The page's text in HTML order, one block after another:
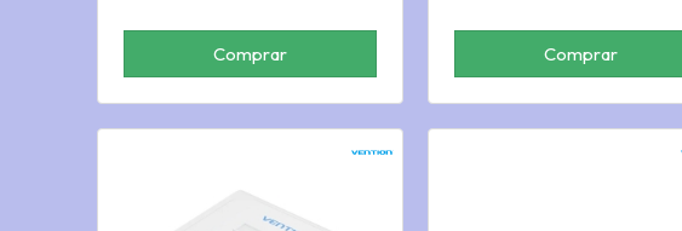
Comprar Comprar